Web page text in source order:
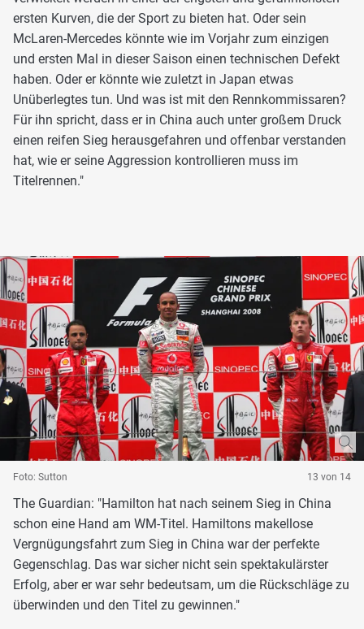
ersten Kurven, die der Sport zu bieten hat. Oder sein
McLaren-Mercedes könnte wie im Vorjahr zum einzigen
und ersten Mal in dieser Saison einen technischen Defekt
haben. Oder er könnte wie zuletzt in Japan etwas
Unüberlegtes tun. Und was ist mit den Rennkommissaren?
Für ihn spricht, dass er in China auch unter großem Druck
einen reifen Sieg herausgefahren und offenbar verstanden
hat, wie er seine Aggression kontrollieren muss im
Titelrennen."
Foto: Sutton 13 von 14
The Guardian: "Hamilton hat nach seinem Sieg in China
schon eine Hand am WM-Titel. Hamiltons makellose
Vergnügungsfahrt zum Sieg in China war der perfekte
Gegenschlag. Das war sicher nicht sein spektakulärster
Erfolg, aber er war sehr bedeutsam, um die Rückschläge zu
überwinden und den Titel zu gewinnen."